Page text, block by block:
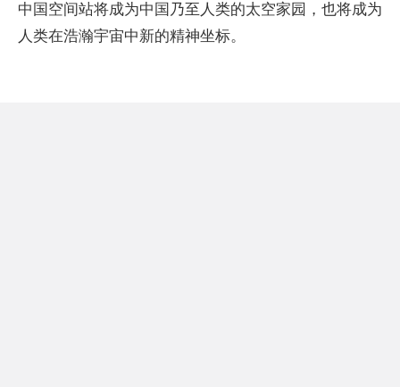
中国空间站将成为中国乃至人类的太空家园，也将成为
人类在浩瀚宇宙中新的精神坐标。